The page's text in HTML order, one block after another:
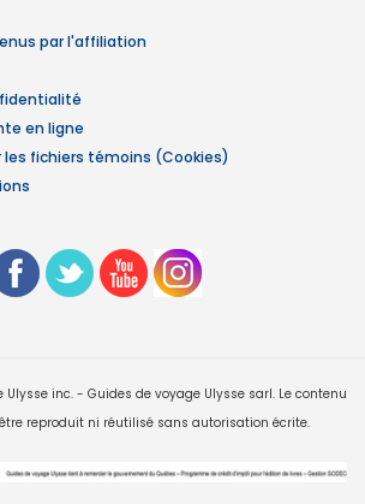
par l'affiliation
en ligne
fichiers témoins (Cookies)
inc. - Guides de voyage Ulysse sarl. Le contenu
reproduit ni réutilisé sans autorisation écrite.